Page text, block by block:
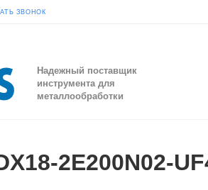
ЗВОНОК
Надежный поставщик
инструмента для
металлообработки
2E200N02-